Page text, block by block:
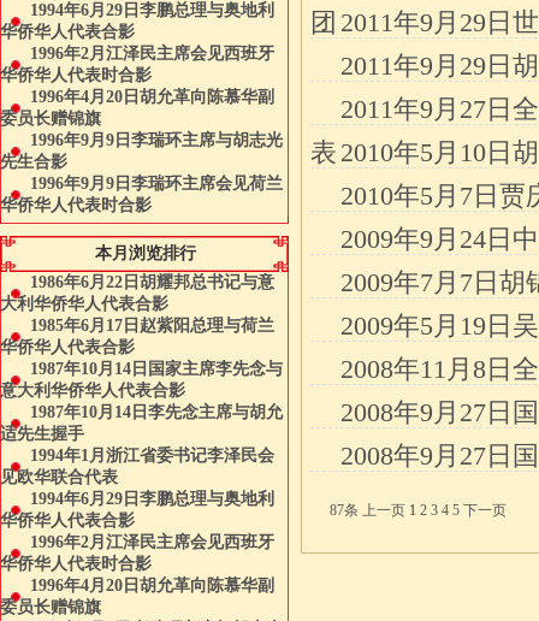
1994年6月29日李鹏总理与奥地利
华侨华人代表合影
1996年2月江泽民主席会见西班牙
华侨华人代表时合影
1996年4月20日胡允革向陈慕华副
委员长赠锦旗
1996年9月9日李瑞环主席与胡志光
先生合影
1996年9月9日李瑞环主席会见荷兰
华侨华人代表时合影
本月浏览排行
1986年6月22日胡耀邦总书记与意
大利华侨华人代表合影
1985年6月17日赵紫阳总理与荷兰
华侨华人代表合影
1987年10月14日国家主席李先念与
意大利华侨华人代表合影
1987年10月14日李先念主席与胡允
适先生握手
1994年1月浙江省委书记李泽民会
见欧华联合代表
1994年6月29日李鹏总理与奥地利
华侨华人代表合影
1996年2月江泽民主席会见西班牙
华侨华人代表时合影
1996年4月20日胡允革向陈慕华副
委员长赠锦旗
团 2011年9月29日
2011年9月29日
2011年9月27日
表 2010年5月10日
2010年5月7日
2009年9月24日
2009年7月7日
2009年5月19日
2008年11月8日
2008年9月27日
2008年9月27日
87条 上一页 1 2 3 4 5 下一页